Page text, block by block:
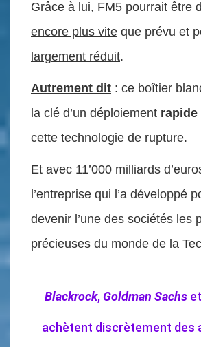
Grâce à lui, FM5 pourrait être
encore plus vite que prévu et
largement réduit.
Autrement dit : ce boîtier
la clé d’un déploiement rapide
cette technologie de rupture.
Et avec 11’000 milliards
l’entreprise qui l’a développé
devenir l’une des sociétés les
précieuses du monde de la
Blackrock, Goldman Sachs et
achètent discrètement des